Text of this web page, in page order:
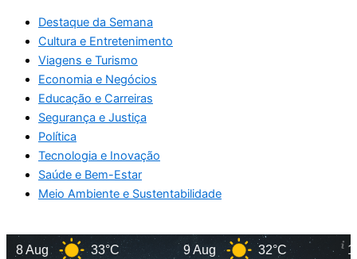
Destaque da Semana
Cultura e Entretenimento
Viagens e Turismo
Economia e Negócios
Educação e Carreiras
Segurança e Justiça
Política
Tecnologia e Inovação
Saúde e Bem-Estar
Meio Ambiente e Sustentabilidade
Aug 33°C 9 Aug 32°C 10